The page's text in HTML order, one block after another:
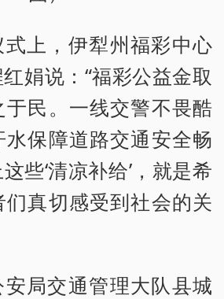
上，伊犁州福彩中心
娟说：“福彩公益金取
民。一线交警不畏酷
保障道路交通安全畅
些‘清凉补给’，就是希
真切感受到社会的关
局交通管理大队县城